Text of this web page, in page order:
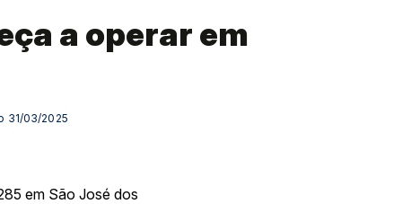
a operar em
31/03/2025
em São José dos